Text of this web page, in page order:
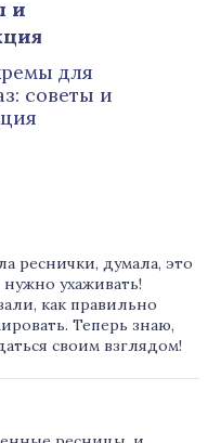
для
советы и
реснички, думала, это
нужно ухаживать!
как правильно
Теперь знаю,
своим взглядом!